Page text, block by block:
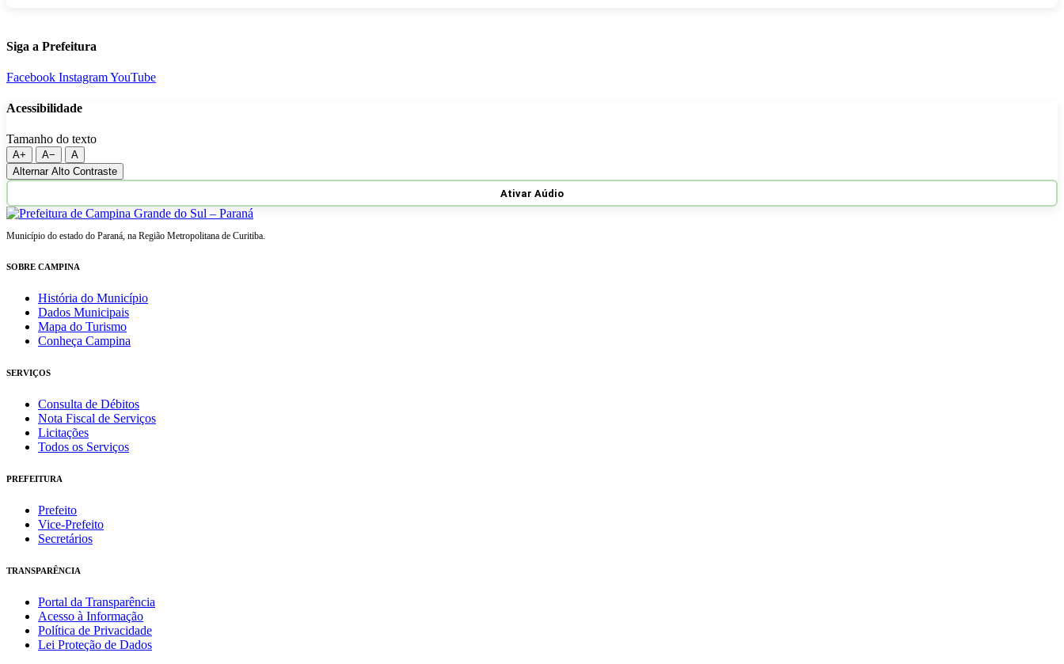
Siga a Prefeitura
Facebook InstagramYouTube
Acessibilidade
Tamanho do texto
A+ A−
A
Alternar Alto Contraste
Ativar Aúdio
Município do estado do Paraná, na Região Metropolitana de Curitiba.
SOBRE CAMPINA
História do Município
Dados Municipais
Mapa do Turismo
Conheça Campina
SERVIÇOS
Consulta de Débitos
Nota Fiscal de Serviços
Licitações
Todos os Serviços
PREFEITURA
Prefeito
Vice-Prefeito
Secretários
TRANSPARÊNCIA
Portal da Transparência
Acesso à Informação
Política de Privacidade
Lei Proteção de Dados